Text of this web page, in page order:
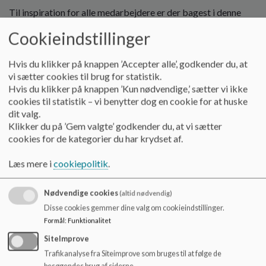
Til inspiration for alle medarbejdere er der bagest i denne
bevægelsesaktiviteter.
Formidle kendskab til anvendelsen af bevægelse som
pædagogisk værktøj.
Bevægelse som pædagogisk værktøj kan være til stor glæde
og gavn for både personale, børn og unge. Under leg og
bevægelse kan barnet opnå andre færdigheder (kognitive,
sociale o.l.), end dem der lige knytter sig til selve legen og
bevægelsen.
Sikre de fysiske rammer om bevægelse
Gode fysiske rammer, både indendørs og udendørs er en
inspireres til bevægelse. Bevægelse skal derfor tænkes ind i
forbedring/forandring af de fysiske rammer.
Cookieindstillinger
Hvis du klikker på knappen ’Accepter alle’, godkender du, at
vi sætter cookies til brug for statistik.
Hvis du klikker på knappen ’Kun nødvendige,’ sætter vi ikke
cookies til statistik – vi benytter dog en cookie for at huske
dit valg.
Klikker du på ’Gem valgte’ godkender du, at vi sætter
cookies for de kategorier du har krydset af.
Læs mere icookiepolitik.
Nødvendige cookies(altid nødvendig)
Disse cookies gemmer dine valg om cookieindstillinger.
Formål: Funktionalitet
SiteImprove
Trafikanalyse fra Siteimprove som bruges til at følge de